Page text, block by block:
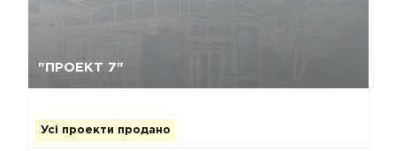
"ПРОЕКТ 7"
Усі проекти продано